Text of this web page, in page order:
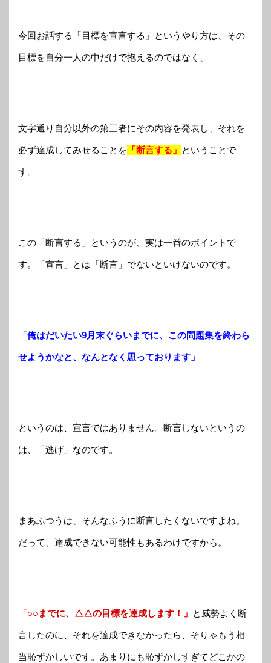
今回お話する「目標を宣言する」というやり方は、その
目標を自分一人の中だけで抱えるのではなく、
文字通り自分以外の第三者にその内容を発表し、それを
必ず達成してみせることを 「断言する」 ということで
す。
この「断言する」というのが、実は一番のポイントで
す。「宣言」とは「断言」でないといけないのです。
「俺はだいたい9月末ぐらいまでに、この問題集を終わら
せようかなと、なんとなく思っております」
というのは、宣言ではありません。断言しないというの
は、「逃げ」なのです。
まあふつうは、そんなふうに断言したくないですよね。
だって、達成できない可能性もあるわけですから。
「○○までに、△△の目標を達成します！」 と威勢よく断
言したのに、それを達成できなかったら、そりゃもう相
当恥ずかしいです。あまりにも恥ずかしすぎてどこかの